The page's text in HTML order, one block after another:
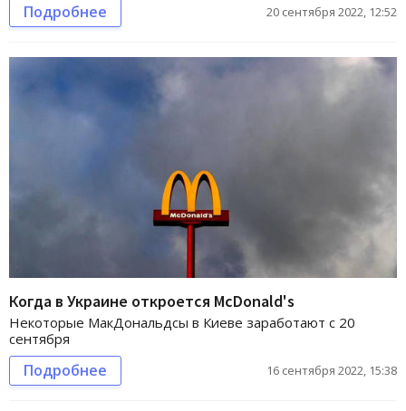
Подробнее 20 сентября 2022, 12:52
Когда в Украине откроется McDonald's
Некоторые МакДональдсы в Киеве заработают с 20
сентября
Подробнее 16 сентября 2022, 15:38